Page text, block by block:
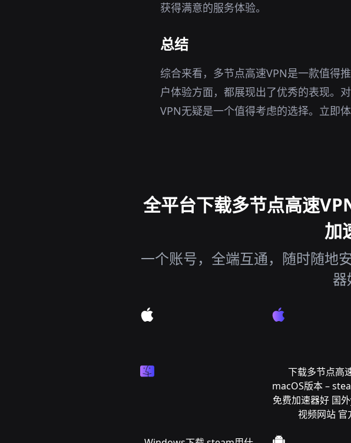
获得满意的服务体验。
总结
综合来看，多节点高速VPN是一款值得
户体验方面，都展现出了优秀的表现。
VPN无疑是一个值得考虑的选择。立即
全平台下载多节点高速
加
一个账号，全端互通，随时随地
下载多节点高
macOS版本 –
免费加速器好 国
视频网站 官